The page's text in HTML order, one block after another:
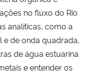
no fluxo do Rio
analíticas, como a
de onda quadrada,
de água estuarina
e entender os